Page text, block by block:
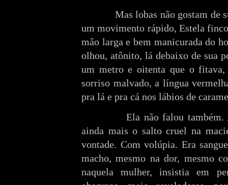
Mas lobas não gostam de
um movimento rápido, Estela
mão larga e bem manicurada do
olhou, atônito, lá debaixo de sua
um metro e oitenta que o fitava,
sorriso malvado, a língua
pra lá e pra cá nos lábios de
Ela não falou também.
ainda mais o salto cruel na
vontade. Com volúpia. Era
macho, mesmo na dor, mesmo
naquela mulher, insistia em